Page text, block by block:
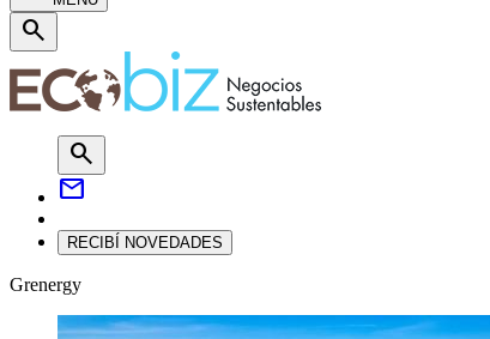
search
search
mail
RECIBÍ NOVEDADES
Grenergy